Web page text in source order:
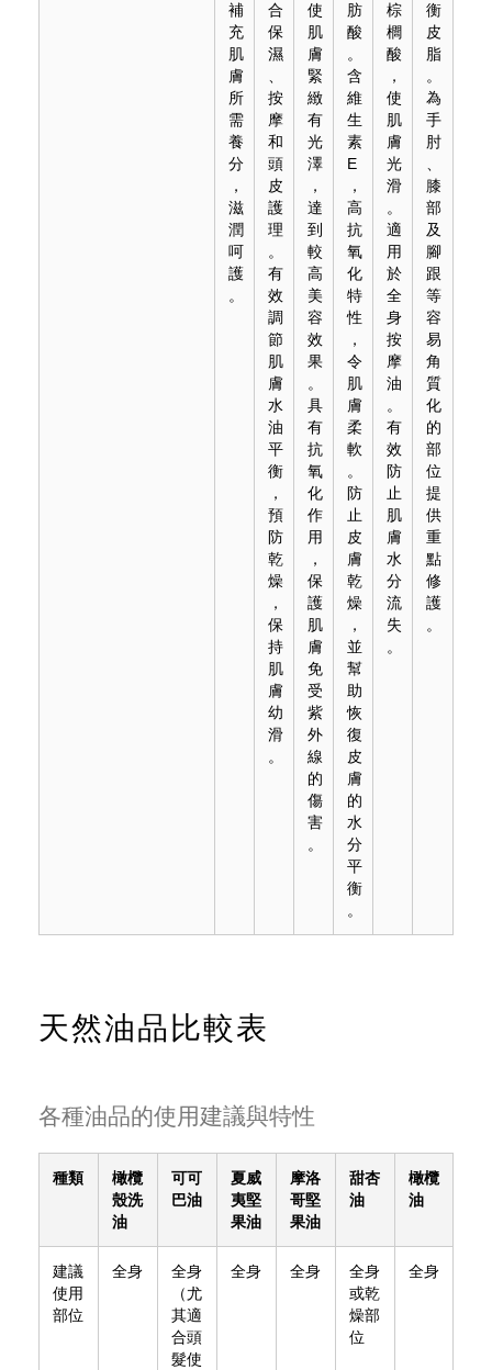
補
充
肌
膚
所
需
養
分
，
滋
潤
呵
護
。
合
保
濕
按
摩
和
頭
皮
護
理
。
有
效
調
節
肌
膚
水
油
平
衡
，
預
防
乾
燥
，
保
持
肌
膚
幼
滑
。
使
肌
膚
緊
緻
有
光
澤
，
達
到
較
高
美
容
效
果
。
具
有
抗
氧
化
作
用
，
保
護
肌
膚
免
受
紫
外
線
的
傷
害
。
肪
酸
。
含
維
生
素
E
，
高
抗
氧
化
特
性
，
令
肌
膚
柔
軟
。
防
止
皮
膚
乾
燥
，
並
幫
助
恢
復
皮
膚
的
水
分
平
衡
。
棕
櫚
酸
，
使
肌
膚
光
滑
。
適
用
於
全
身
按
摩
油
。
有
效
防
止
肌
膚
水
分
流
失
。
衡
皮
脂
。
為
手
肘
膝
部
及
腳
跟
等
容
易
角
質
化
的
部
位
提
供
重
點
修
護
。
天然油品比較表
各種油品的使用建議與特性
種類
橄欖
殼洗
油
可可
巴油
夏威
夷堅
果油
摩洛
哥堅
果油
甜杏
油
橄欖
油
建議
使用
部位
全身
全身
（尤
其適
合頭
髮使
全身 全身
全身
或乾
燥部
位
全身